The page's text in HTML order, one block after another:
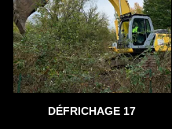
DÉFRICHAGE 17